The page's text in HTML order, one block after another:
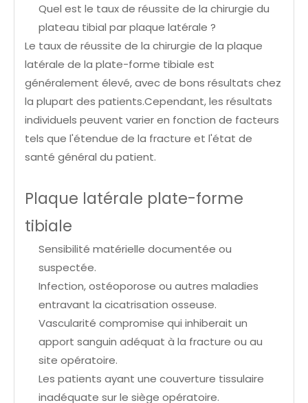
Quel est le taux de réussite de la chirurgie du
plateau tibial par plaque latérale ?
Le taux de réussite de la chirurgie de la plaque
latérale de la plate-forme tibiale est
généralement élevé, avec de bons résultats chez
la plupart des patients.Cependant, les résultats
individuels peuvent varier en fonction de facteurs
tels que l'étendue de la fracture et l'état de
santé général du patient.
Plaque latérale plate-forme
tibiale
Sensibilité matérielle documentée ou
suspectée.
Infection, ostéoporose ou autres maladies
entravant la cicatrisation osseuse.
Vascularité compromise qui inhiberait un
apport sanguin adéquat à la fracture ou au
site opératoire.
Les patients ayant une couverture tissulaire
inadéquate sur le siège opératoire.